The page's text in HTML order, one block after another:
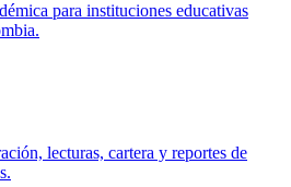
para instituciones educativas
lecturas, cartera y reportes de